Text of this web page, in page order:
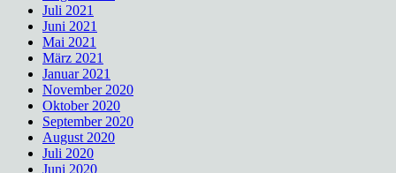
Juli 2021
Juni 2021
Mai 2021
März 2021
Januar 2021
November 2020
Oktober 2020
September 2020
August 2020
Juli 2020
Juni 2020